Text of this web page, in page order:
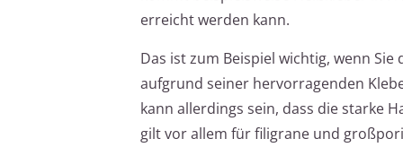
erreicht werden kann.
Das ist zum Beispiel wichtig, wenn
aufgrund seiner hervorragenden
kann allerdings sein, dass die starke
gilt vor allem für filigrane und